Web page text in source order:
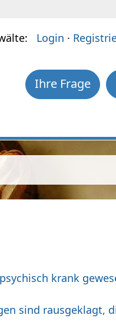
Login ·
Ihre Frage
krank
sind rausgeklagt,